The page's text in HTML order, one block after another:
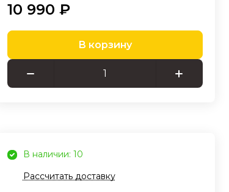
10 990 ₽
В корзину
В наличии: 10
Рассчитать доставку